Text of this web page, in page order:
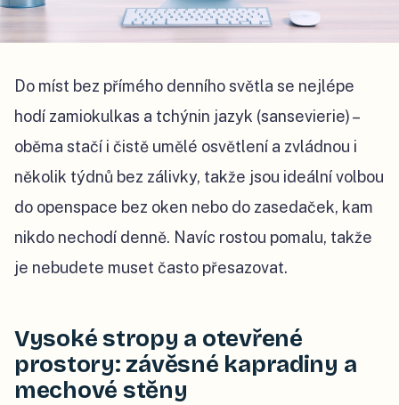
Do míst bez přímého denního světla se nejlépe
hodí zamiokulkas a tchýnin jazyk (sansevierie) –
oběma stačí i čistě umělé osvětlení a zvládnou i
několik týdnů bez zálivky, takže jsou ideální volbou
do openspace bez oken nebo do zasedaček, kam
nikdo nechodí denně. Navíc rostou pomalu, takže
je nebudete muset často přesazovat.
Vysoké stropy a otevřené
prostory: závěsné kapradiny a
mechové stěny